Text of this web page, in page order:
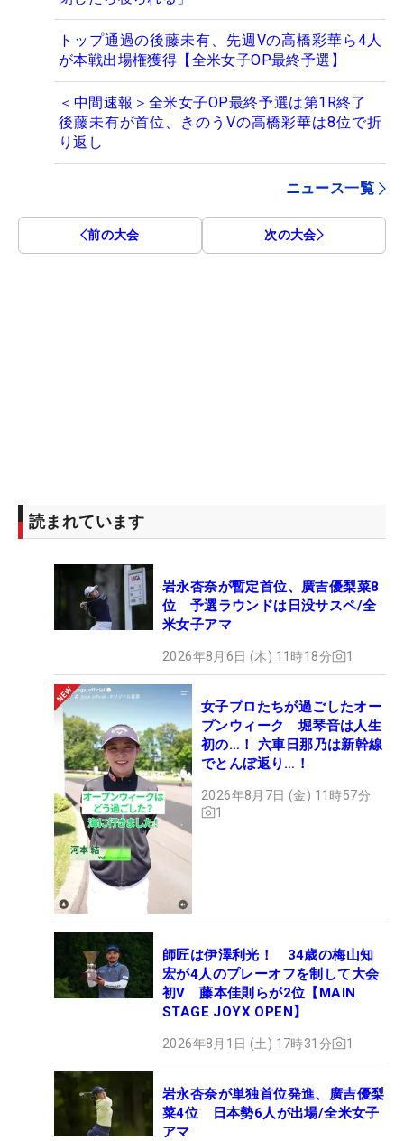
トップ通過の後藤未有、先週Vの高橋彩華ら4人
が本戦出場権獲得【全米女子OP最終予選】
＜中間速報＞全米女子OP最終予選は第1R終了
後藤未有が首位、きのうVの高橋彩華は8位で折
り返し
ニュース一覧
前の大会 次の大会
読まれています
岩永杏奈が暫定首位、廣吉優梨菜8
位 予選ラウンドは日没サスペ/全
米女子アマ
2026年8月6日 (木) 11時18分 1
女子プロたちが過ごしたオー
プンウィーク 堀琴音は人生
初の…！ 六車日那乃は新幹線
でとんぼ返り…！
2026年8月7日 (金) 11時57分
1
師匠は伊澤利光！ 34歳の梅山知
宏が4人のプレーオフを制して大会
初V 藤本佳則らが2位【MAIN
STAGE JOYX OPEN】
2026年8月1日 (土) 17時31分 1
岩永杏奈が単独首位発進、廣吉優梨
菜4位 日本勢6人が出場/全米女子
アマ